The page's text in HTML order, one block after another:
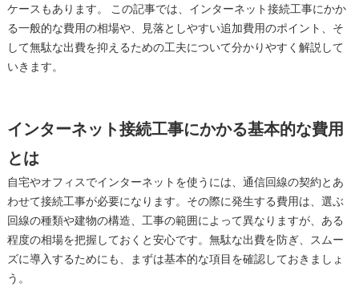
ケースもあります。 この記事では、インターネット接続工事にかか
る一般的な費用の相場や、見落としやすい追加費用のポイント、そ
して無駄な出費を抑えるための工夫について分かりやすく解説して
いきます。
インターネット接続工事にかかる基本的な費用
とは
自宅やオフィスでインターネットを使うには、通信回線の契約とあ
わせて接続工事が必要になります。その際に発生する費用は、選ぶ
回線の種類や建物の構造、工事の範囲によって異なりますが、ある
程度の相場を把握しておくと安心です。無駄な出費を防ぎ、スムー
ズに導入するためにも、まずは基本的な項目を確認しておきましょ
う。